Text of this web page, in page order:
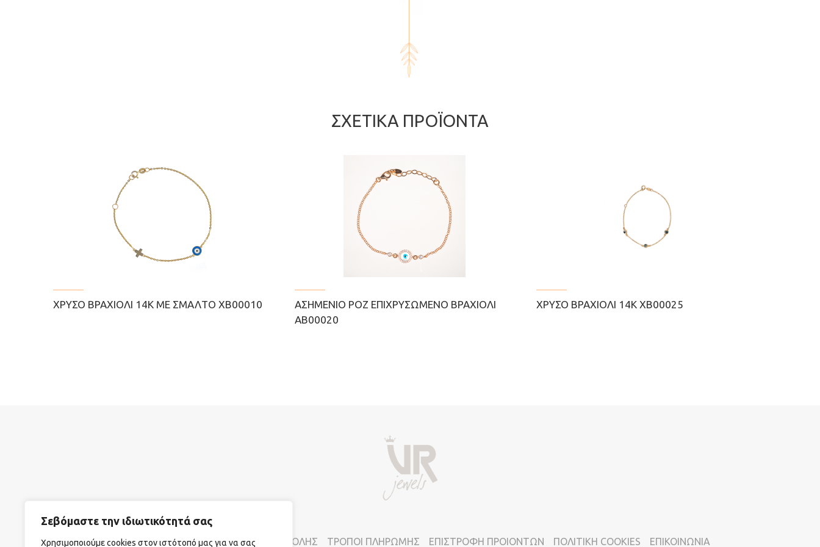
Σεβόμαστε την ιδιωτικότητά σας
Χρησιμοποιούμε cookies στον ιστότοπό μας για να σας
ΣΧΕΤΙΚΆ ΠΡΟΪΌΝΤΑ
ΧΡΥΣΌ ΒΡΑΧΙΌΛΙ 14Κ ΜΕ ΣΜΆΛΤΟ ΧΒ00010
ΑΣΗΜΈΝΙΟ ΡΟΖ ΕΠΙΧΡΥΣΩΜΈΝΟ ΒΡΑΧΙΌΛΙ
ΑΒ00020
ΧΡΥΣΌ ΒΡΑΧΙΌΛΙ 14Κ ΧΒ00025
ΣΧΕΤΙΚΑ ΜΕ ΕΜΑΣ ΟΡΟΙ ΧΡΗΣΗΣ ΤΡΟΠΟΙ ΑΠΟΣΤΟΛΗΣ ΤΡΟΠΟΙ ΠΛΗΡΩΜΗΣ ΕΠΙΣΤΡΟΦΗ ΠΡΟΙΟΝΤΩΝ ΠΟΛΙΤΙΚΗ COOKIES ΕΠΙΚΟΙΝΩΝΙΑ